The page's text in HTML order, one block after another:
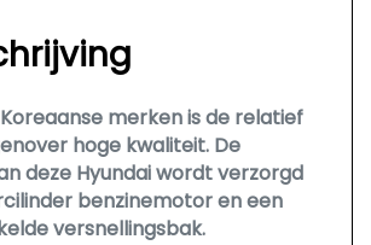
merken is de relatief
hoge kwaliteit. De
deze Hyundai wordt verzorgd
benzinemotor en een
versnellingsbak.